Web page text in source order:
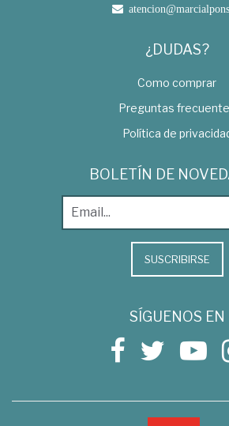
¿DUDAS?
Como comprar
Preguntas
Política de
BOLETÍN DE
SUSCRIBIRSE
SÍGUENOS EN